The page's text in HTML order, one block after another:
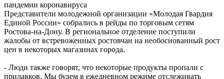
пандемии коронавируса
Представители молодежной организации «Молодая Гвардия
Единой России» собрались в рейды по торговым сетям
Ростова-на-Дону. В региональное отделение поступили
жалобы от встревоженных ростовчан на необоснованный рост
цен в некоторых магазинах города.
- Люди также говорят, что некоторые продукты пропали с
прилавков. Мы будем в ежедневном режиме отслеживать